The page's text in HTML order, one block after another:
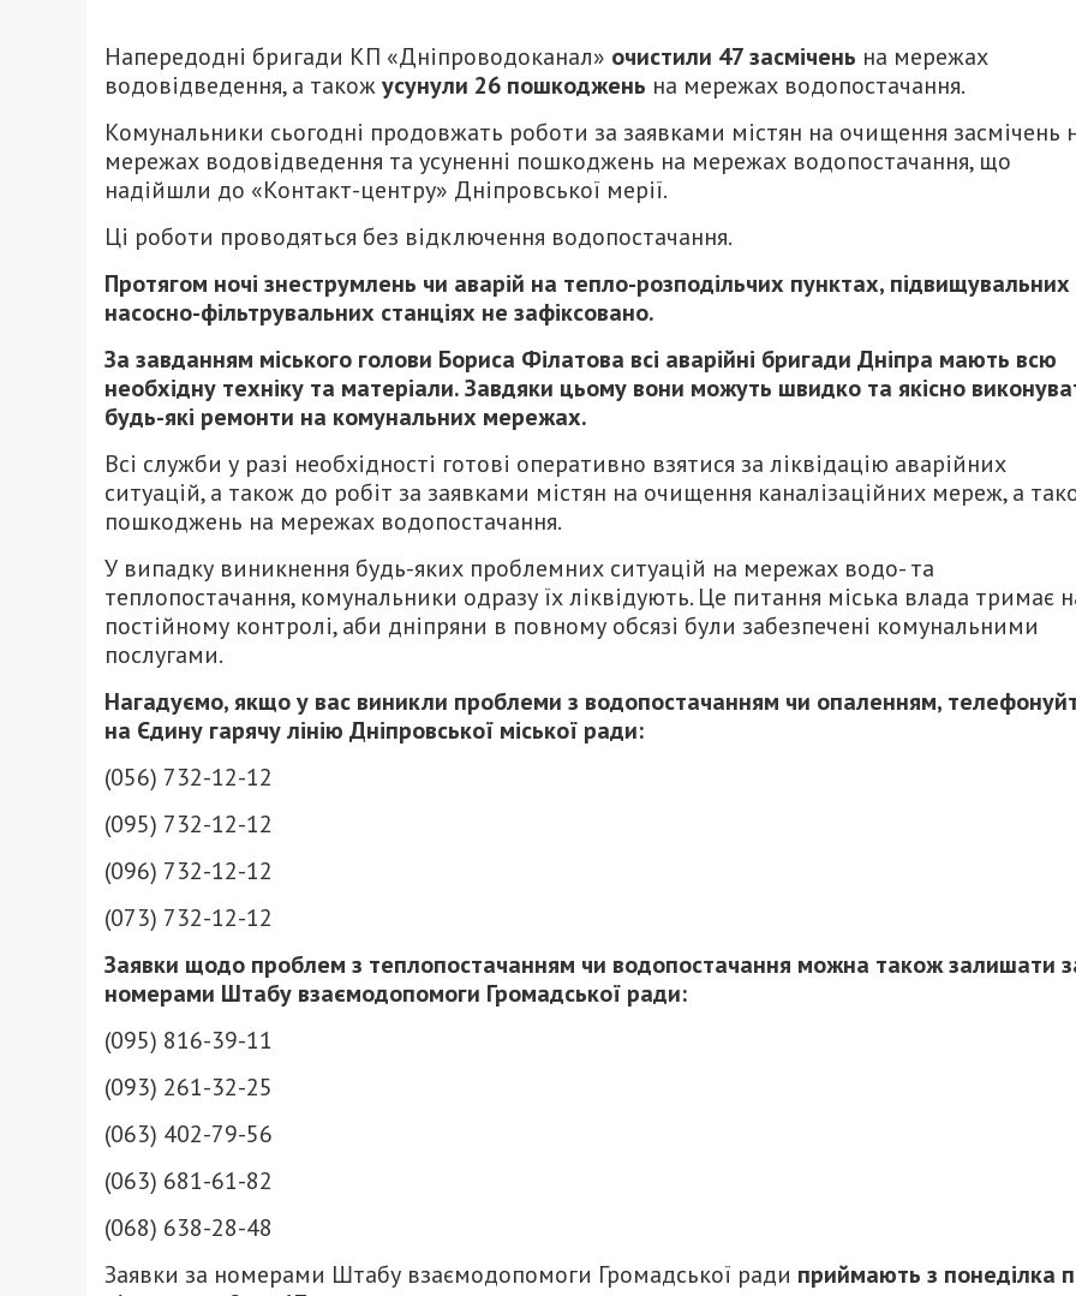
Напередодні бригади КП «Дніпроводоканал» очистили 47 засмічень на мережах
водовідведення, а такожусунули 26 пошкоджень на мережах водопостачання.
Комунальники сьогодні продовжать роботи за заявками містян на очищення засмічень
мережах водовідведення та усуненні пошкоджень на мережах водопостачання, що
надійшли до «Контакт-центру» Дніпровської мерії.
Ці роботи проводяться без відключення водопостачання.
Протягом ночі знеструмлень чи аварій на тепло-розподільчих пунктах, підвищувальних
насосно-фільтрувальних станціях не зафіксовано.
За завданням міського голови Бориса Філатова всі аварійні бригади Дніпра мають всю
необхідну техніку та матеріали. Завдяки цьому вони можуть швидко та якісно
будь-які ремонти на комунальних мережах.
Всі служби у разі необхідності готові оперативно взятися за ліквідацію аварійних
ситуацій, а також до робіт за заявками містян на очищення каналізаційних мереж, а
пошкоджень на мережах водопостачання.
У випадку виникнення будь-яких проблемних ситуацій на мережах водо- та
теплопостачання, комунальники одразу їх ліквідують. Це питання міська влада тримає
постійному контролі, аби дніпряни в повному обсязі були забезпечені комунальними
послугами.
Нагадуємо, якщо у вас виникли проблеми з водопостачанням чи опаленням,
на Єдину гарячу лінію Дніпровської міської ради:
(056) 732-12-12
(095) 732-12-12
(096) 732-12-12
(073) 732-12-12
Заявки щодо проблем з теплопостачанням чи водопостачання можна також залишати
номерами Штабу взаємодопомоги Громадської ради:
(095) 816-39-11
(093) 261-32-25
(063) 402-79-56
(063) 681-61-82
(068) 638-28-48
Заявки за номерами Штабу взаємодопомоги Громадської ради приймають з понеділка